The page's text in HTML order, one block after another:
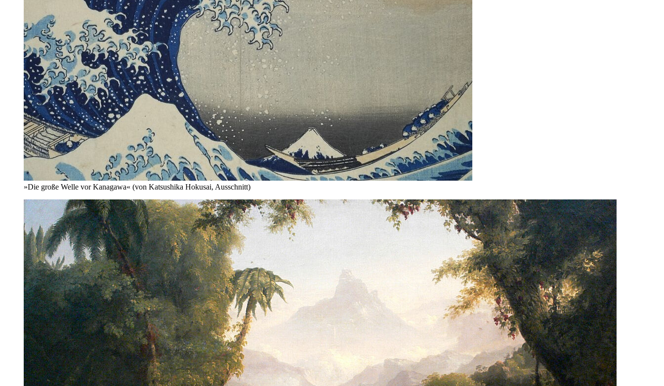
»Die große Welle vor Kanagawa« (von Katsushika Hokusai, Ausschnitt)